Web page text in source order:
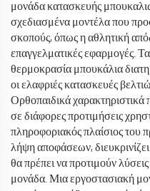
μονάδα κατασκευής
σχεδιασμένα μοντέλα που
σκοπούς, όπως η αθλητική
επαγγελματικές εφαρμογές.
θερμοκρασία μπουκάλια
οι ελαφριές κατασκευές
Ορθοπαιδικά χαρακτηριστικά
σε διάφορες προτιμήσεις
πληροφοριακός πλαίσιος του
λήψη αποφάσεων,
θα πρέπει να προτιμούν
μονάδα. Μια εργοστασιακή